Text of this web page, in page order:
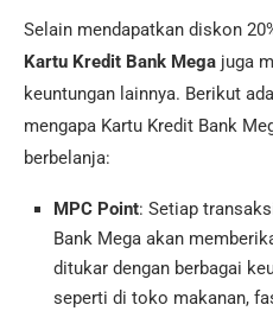
Selain mendapatkan diskon
Kartu Kredit Bank Mega juga
keuntungan lainnya. Berikut
mengapa Kartu Kredit Bank
berbelanja:
MPC Point: Setiap
Bank Mega akan
ditukar dengan berbagai
seperti di toko makanan,